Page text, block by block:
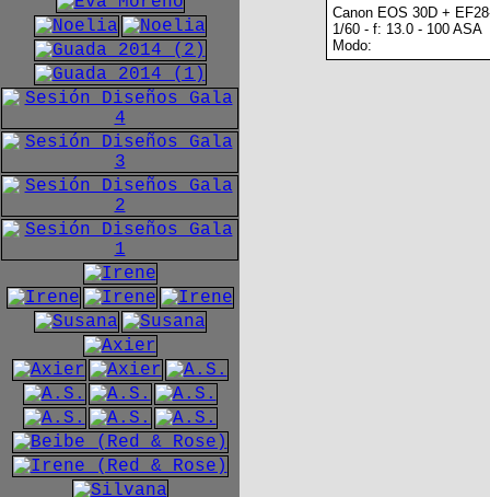
Canon EOS 30D +
1/60 - f: 13.0 - 100 ASA
Modo: